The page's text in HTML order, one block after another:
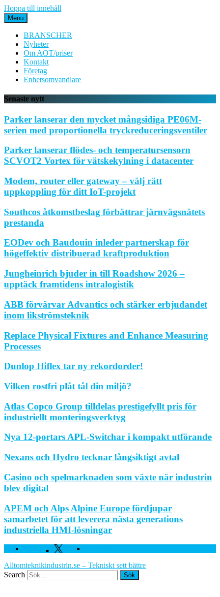
Hoppa till innehåll
Menu
BRANSCHER
Nyheter
Om AOT/priser
Kontakt
Företag
Enhetsomvandlare
Senaste nytt
Parker lanserar den mycket mångsidiga PE06M-
serien med proportionella tryckreduceringsventiler
Parker lanserar flödes- och temperatursensorn
SCVOT2 Vortex för vätskekylning i datacenter
Modem, router eller gateway – välj rätt
uppkoppling för ditt IoT-projekt
Southcos åtkomstbeslag förbättrar järnvägsnätets
prestanda
EODev och Baudouin inleder partnerskap för
högeffektiv distribuerad kraftproduktion
Jungheinrich bjuder in till Roadshow 2026 –
upptäck framtidens intralogistik
ABB förvärvar Advantics och stärker erbjudandet
inom likströmsteknik
Replace Physical Fixtures and Enhance Measuring
Processes
Dunlop Hiflex tar ny rekordorder!
Vilken rostfri plåt tål din miljö?
Atlas Copco Group tilldelas prestigefyllt pris för
industriellt monteringsverktyg
Nya 12-portars APL-Switchar i kompakt utförande
Nexans och Hydro tecknar långsiktigt avtal
Casino och spelmarknaden som växte när industrin
blev digital
APEM och Alps Alpine Europe fördjupar
samarbetet för att leverera nästa generations
industriella HMI-lösningar
Facebook Twitter
Alltomteknikindustrin.se – Tekniskt sett bättre
Search